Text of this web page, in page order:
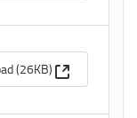
(26KB) (Apre una